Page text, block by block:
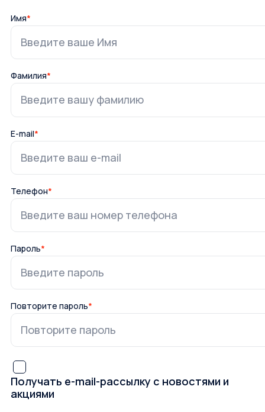
Имя*
Фамилия*
E-mail*
Телефон*
Пароль*
Повторите пароль*
Получать e-mail-рассылку с новостями и
акциями